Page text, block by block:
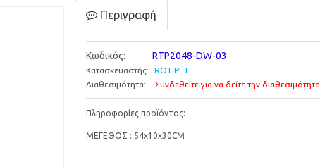
Περιγραφή
Κωδικός: RTP2048-DW-03
Κατασκευαστής:
ROTIPET
Διαθεσιμότητα:
Συνδεθείτε για να δείτε την διαθεσιμότητα
Πληροφορίες προϊόντος:
ΜΕΓΕΘΟΣ : 54x10x30CM